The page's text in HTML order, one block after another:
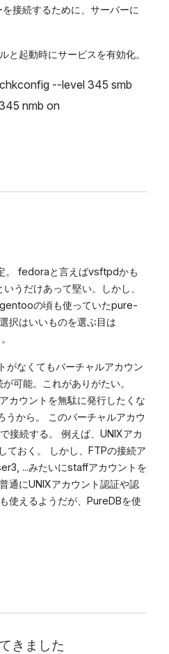
接続するために、サーバーに
と起動時にサービスを有効化。
--level 345 smb
nmb on
fedoraと言えばvsftpdかも
うだけあって堅い。しかし、
の頃も使っていたpure-
択はいいものを選ぶ目は
なくてもバーチャルアカウン
可能。これがありがたい。
カウントを無駄に発行したくな
うから。 このバーチャルアカウ
接続する。 例えば、UNIXアカ
ておく。 しかし、FTPの接続ア
...みたいにstaffアカウントを
通にUNIXアカウント認証や認
使えるようだが、PureDBを使
きました